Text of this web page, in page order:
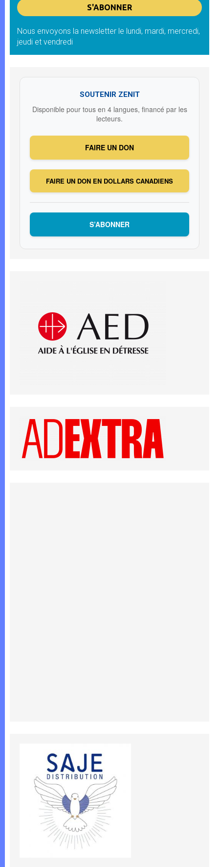
Nous envoyons la newsletter le lundi, mardi, mercredi,
jeudi et vendredi
SOUTENIR ZENIT
Disponible pour tous en 4 langues, financé par les
lecteurs.
FAIRE UN DON
FAIRE UN DON EN DOLLARS CANADIENS
S’ABONNER